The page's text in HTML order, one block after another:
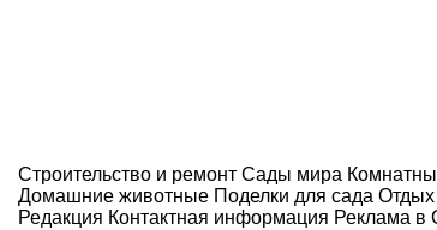
Строительство и ремонт Сады мира
Домашние животные Поделки для сада Отдых
Редакция Контактная информация Реклама в